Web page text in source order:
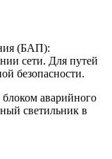
(БАП):
сети. Для путей
безопасности.
аварийного
светильник в